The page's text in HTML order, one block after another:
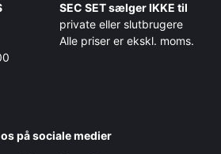
SEC SET sælger IKKE til
private eller slutbrugere
Alle priser er ekskl. moms.
på sociale medier